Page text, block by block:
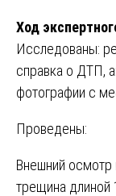
Ход
Исследованы:
справка о ДТП,
фотографии с
Проведены:
Внешний осмотр
трещина длиной